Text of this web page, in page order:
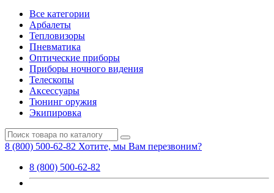
Все категории
Арбалеты
Тепловизоры
Пневматика
Оптические приборы
Приборы ночного видения
Телескопы
Аксессуары
Тюнинг оружия
Экипировка
8 (800) 500-62-82 Хотите, мы Вам перезвоним?
8 (800) 500-62-82